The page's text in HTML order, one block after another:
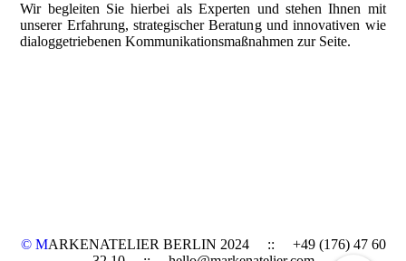
Wir begleiten Sie hierbei als Experten und stehen Ihnen mit
unserer Erfahrung, strategischer Beratung und innovativen wie
dialoggetriebenen Kommunikationsmaßnahmen zur Seite.
© MARKENATELIER BERLIN 2024 ::
+49 (176) 47 60